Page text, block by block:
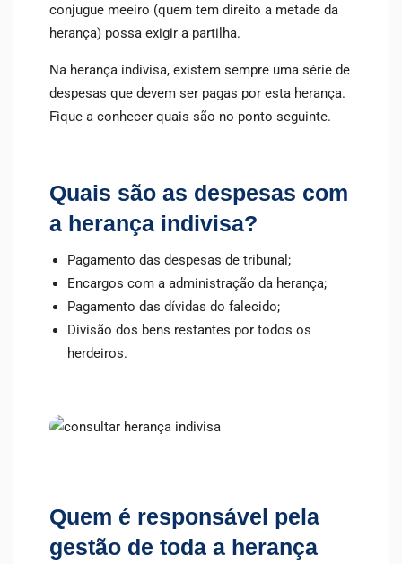
conjugue meeiro (quem tem direito a metade da
herança) possa exigir a partilha.
Na herança indivisa, existem sempre uma série de
despesas que devem ser pagas por esta herança.
Fique a conhecer quais são no ponto seguinte.
Quais são as despesas com
a herança indivisa?
Pagamento das despesas de tribunal;
Encargos com a administração da herança;
Pagamento das dívidas do falecido;
Divisão dos bens restantes por todos os
herdeiros.
Quem é responsável pela
gestão de toda a herança